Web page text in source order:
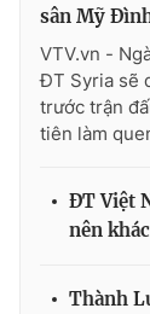
sân Mỹ
VTV.vn -
ĐT Syria sẽ
trước trận
tiên làm
ĐT Việt
nên
Thành